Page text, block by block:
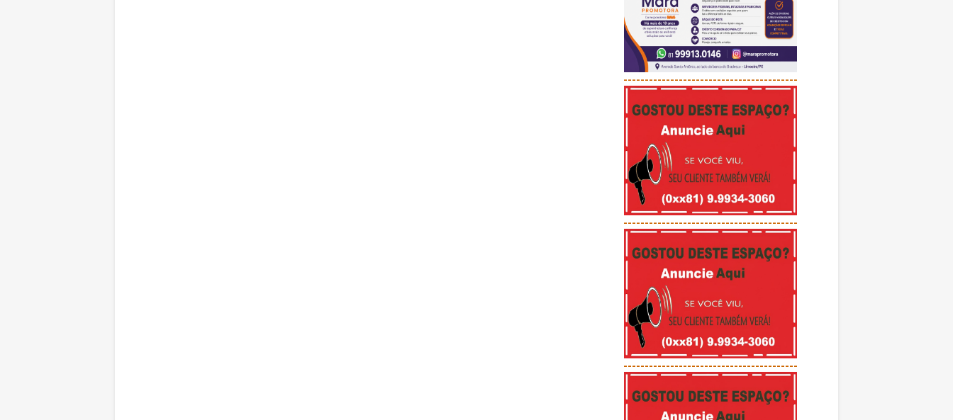
-----------------------------------------
-----------------------------------------
-----------------------------------------